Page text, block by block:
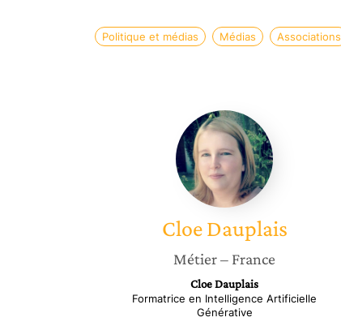
Politique et médias Médias Associations
Cloe
Dauplais
Cloe Dauplais
Métier– France
Cloe Dauplais
Formatrice en Intelligence Artificielle
Générative